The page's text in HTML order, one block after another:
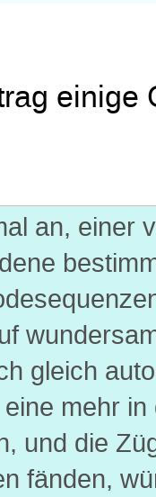
einige
an, einer
gleich
mehr
und die
fänden,